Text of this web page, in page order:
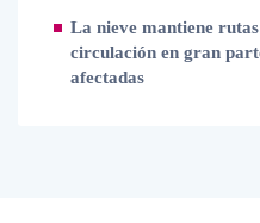
La nieve mantiene
circulación en gran
afectadas